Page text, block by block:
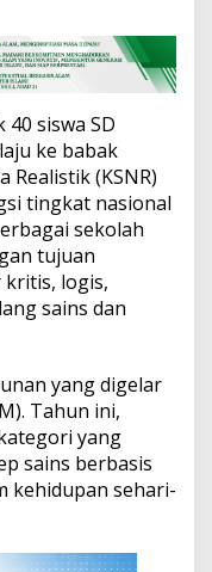
40 siswa SD
ke babak
Realistik (KSNR)
tingkat nasional
sekolah
tujuan
logis,
sains dan
yang digelar
Tahun ini,
yang
sains berbasis
kehidupan sehari-